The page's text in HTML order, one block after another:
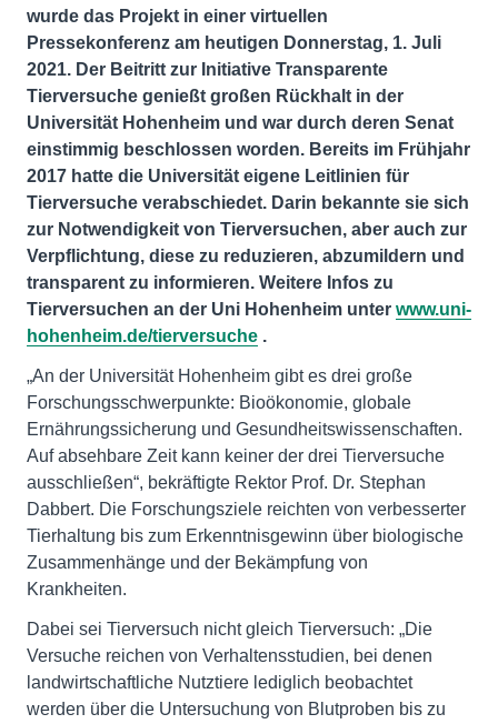
wurde das Projekt in einer virtuellen
Pressekonferenz am heutigen Donnerstag, 1. Juli
2021. Der Beitritt zur Initiative Transparente
Tierversuche genießt großen Rückhalt in der
Universität Hohenheim und war durch deren Senat
einstimmig beschlossen worden. Bereits im Frühjahr
2017 hatte die Universität eigene Leitlinien für
Tierversuche verabschiedet. Darin bekannte sie sich
zur Notwendigkeit von Tierversuchen, aber auch zur
Verpflichtung, diese zu reduzieren, abzumildern und
transparent zu informieren. Weitere Infos zu
Tierversuchen an der Uni Hohenheim unter www.uni-
hohenheim.de/tierversuche .
„An der Universität Hohenheim gibt es drei große
Forschungsschwerpunkte: Bioökonomie, globale
Ernährungssicherung und Gesundheitswissenschaften.
Auf absehbare Zeit kann keiner der drei Tierversuche
ausschließen“, bekräftigte Rektor Prof. Dr. Stephan
Dabbert. Die Forschungsziele reichten von verbesserter
Tierhaltung bis zum Erkenntnisgewinn über biologische
Zusammenhänge und der Bekämpfung von
Krankheiten.
Dabei sei Tierversuch nicht gleich Tierversuch: „Die
Versuche reichen von Verhaltensstudien, bei denen
landwirtschaftliche Nutztiere lediglich beobachtet
werden über die Untersuchung von Blutproben bis zu